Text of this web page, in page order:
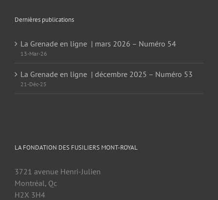
Dernières publications
La Grenade en ligne | mars 2026 – Numéro 54
13-Mar-26
La Grenade en ligne | décembre 2025 – Numéro 53
21-Déc-25
LA FONDATION DES FUSILIERS MONT-ROYAL
3721 avenue Henri-Julien
Montréal, Qc
H2X 3H4